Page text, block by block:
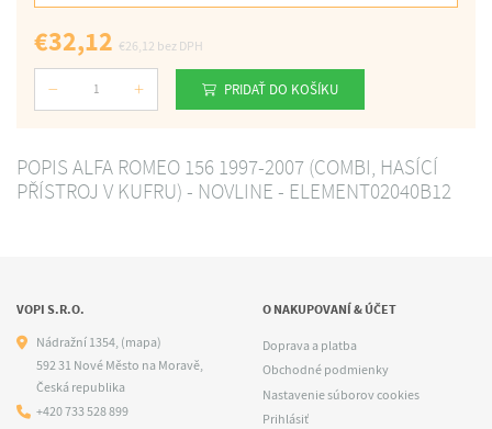
€32,12 €26,12 bez DPH
Počet PRIDAŤ DO KOŠÍKU
POPIS ALFA ROMEO 156 1997-2007 (COMBI, HASÍCÍ
PŘÍSTROJ V KUFRU) - NOVLINE - ELEMENT02040B12
VOPI S.R.O.
Nádražní 1354,(mapa)
592 31 Nové Město na Moravě,
Česká republika
+420 733 528 899
O NAKUPOVANÍ & ÚČET
Doprava a platba
Obchodné podmienky
Nastavenie súborov cookies
Prihlásiť